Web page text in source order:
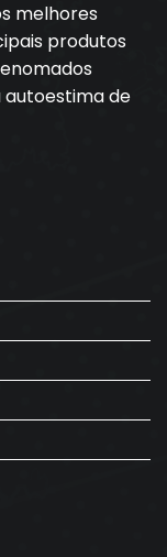
melhores
produtos
autoestima de